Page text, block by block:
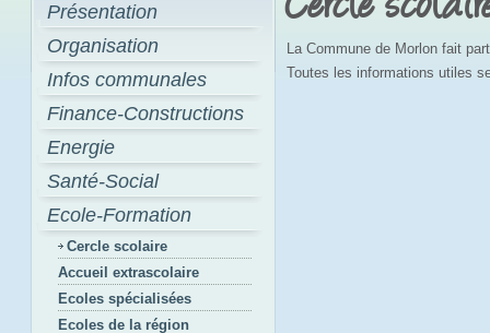
Présentation
Organisation
Infos communales
Finance-Constructions
Energie
Santé-Social
Ecole-Formation
Cercle scolaire
Accueil extrascolaire
Ecoles spécialisées
Ecoles de la région
La Commune de Morlon fait
Toutes les informations utiles